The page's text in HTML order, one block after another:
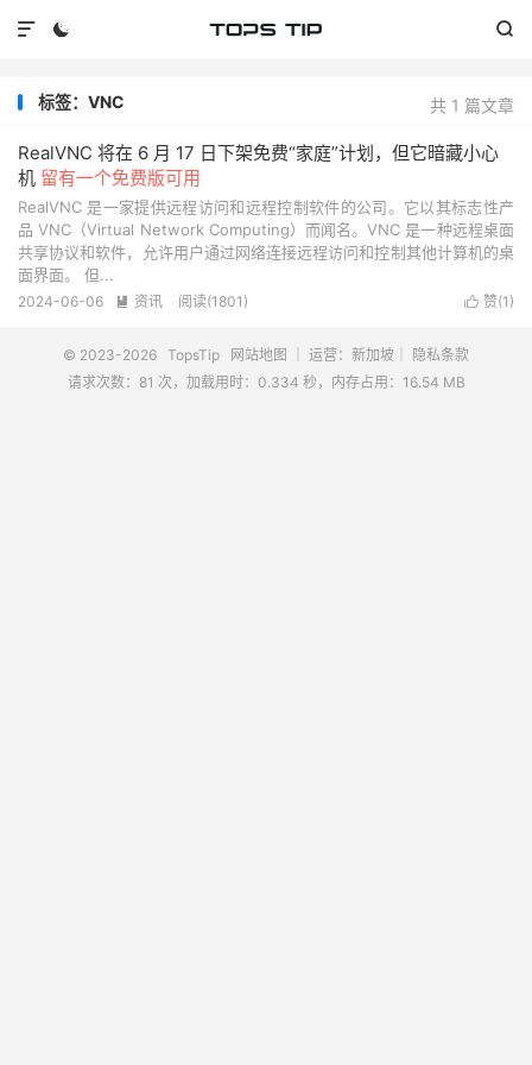
 

共 1 篇文章
标签：VNC
RealVNC 将在 6 月 17 日下架免费“家庭”计划，但它暗藏小心
机 留有一个免费版可用
RealVNC 是一家提供远程访问和远程控制软件的公司。它以其标志性产
品 VNC（Virtual Network Computing）而闻名。VNC 是一种远程桌面
共享协议和软件，允许用户通过网络连接远程访问和控制其他计算机的桌
面界面。 但...
 赞(1 )
2024-06-06  资讯 阅读(1801 )
© 2023-2026 TopsTip 网站地图 ｜ 运营：新加坡｜
隐私条款
请求次数：81 次，加载用时：0.334 秒，内存占用：16.54 MB